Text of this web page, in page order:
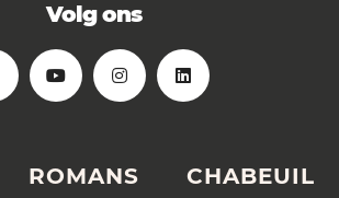
Volg ons
ROMANS CHABEUIL